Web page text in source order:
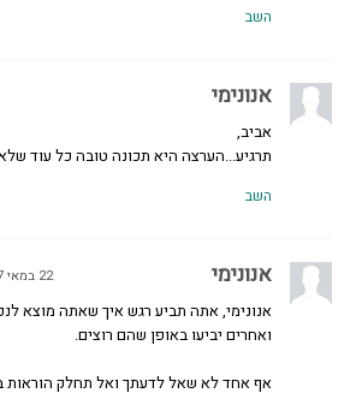
השב
אנונימי
אביב,
תרגיע...הערצה היא תכונה טובה כל עוד
השב
אנונימי 22 במאי 2017 בשעה 12:44
אנונימי, אתה תביע רגש איך שאתה מוצא
ואחרים יביעו באופן שהם רוצים.
אף אחד לא שאל לדעתך ואל תחלק הוראות